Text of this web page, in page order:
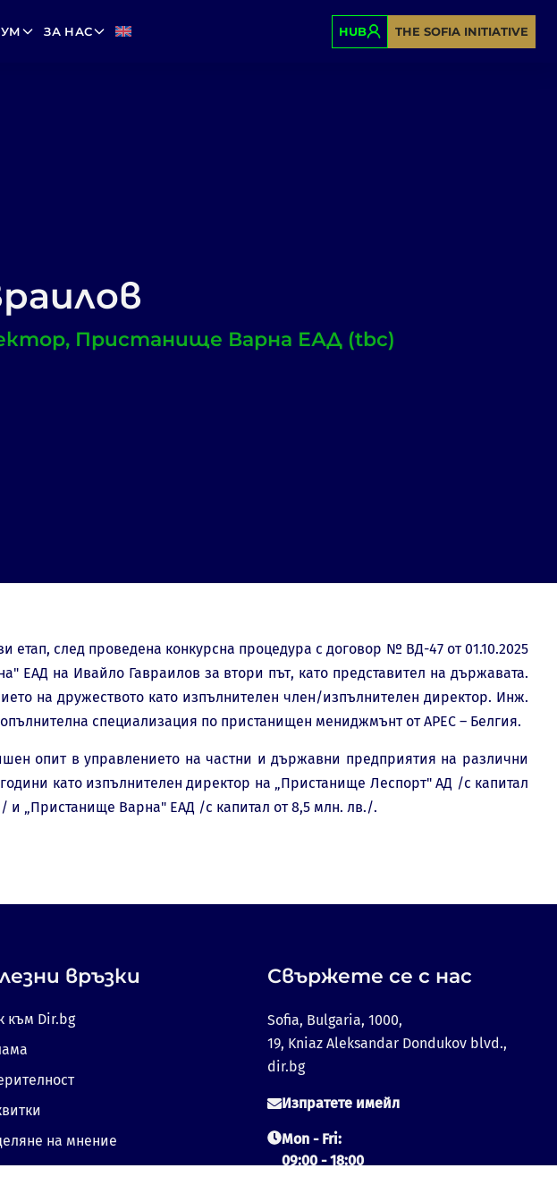
ЗА НАС HUB THE SOFIA INITIATIVE
Пристанище Варна ЕАД (tbc)
след проведена конкурсна процедура с договор № ВД-47 от 01.10.2025
ЕАД на Ивайло Гавраилов за втори път, като представител на държавата.
на дружеството като изпълнителен член/изпълнителен директор. Инж.
специализация по пристанищен мениджмънт от APEC – Белгия.
опит в управлението на частни и държавни предприятия на различни
като изпълнителен директор на „Пристанище Леспорт" АД /с капитал
и „Пристанище Варна" ЕАД /с капитал от 8,5 млн. лв./.
връзки
към Dir.bg
на мнение
Свържете се с нас
Sofia, Bulgaria, 1000,
19, Kniaz Aleksandar Dondukov blvd.,
dir.bg
Изпратете имейл
Mon - Fri:
09:00 - 18:00